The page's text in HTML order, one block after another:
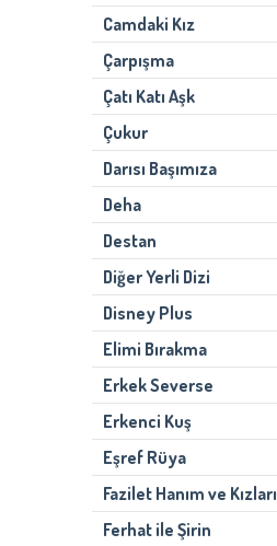
Camdaki Kız
Çarpışma
Çatı Katı Aşk
Çukur
Darısı Başımıza
Deha
Destan
Diğer Yerli Dizi
Disney Plus
Elimi Bırakma
Erkek Severse
Erkenci Kuş
Eşref Rüya
Fazilet Hanım ve Kızları
Ferhat ile Şirin